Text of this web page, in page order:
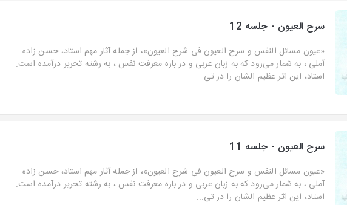
سرح العیون - جلسه 12
«عیون مسائل النفس و سرح العیون فی شرح العیون»، از جمله آثار مهم استاد، حسن زاده
آملی ، به شمار می‌رود که به زبان عربی و در باره معرفت نفس ، به رشته تحریر درآمده است.
استاد، این اثر عظیم الشان را در تی...
سرح العیون - جلسه 11
«عیون مسائل النفس و سرح العیون فی شرح العیون»، از جمله آثار مهم استاد، حسن زاده
آملی ، به شمار می‌رود که به زبان عربی و در باره معرفت نفس ، به رشته تحریر درآمده است.
استاد، این اثر عظیم الشان را در تی...